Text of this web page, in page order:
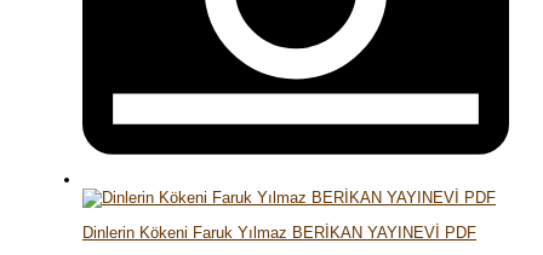
Dinlerin Kökeni Faruk Yılmaz BERİKAN YAYINEVİ PDF